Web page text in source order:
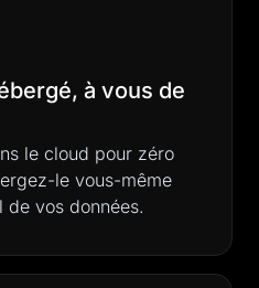
à vous de
le cloud pour zéro
le vous-même
de vos données.